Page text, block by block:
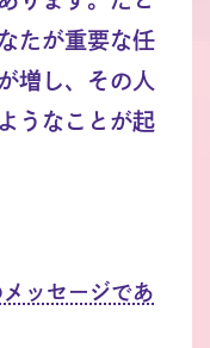
たが重要な任
増し、その人
うなことが起
ッセージであ